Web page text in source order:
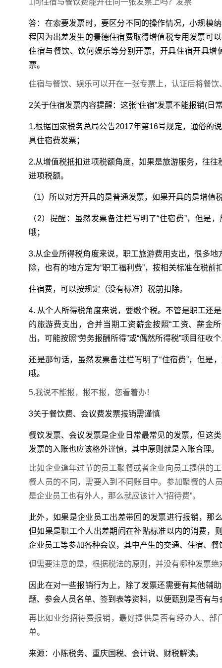
1问住宿与餐饮费能开在同一张发票上吗？发票
答：在索要发票时，要区分不同的操作情况，小规模
程因为出差发生的景德住宿费取得增值税专用发票可
住宿与餐饮、饮何娱乐等分别开票，开具住宿开具增
票。
住宿与餐饮、娱乐可以开在一张专票上，认证后将餐
2关于住宿发票内容提醒：这张“住宿”发票不能报销(日
1.根据国家税务总局公告2017年第16号规定，通俗的
具住宿费发票；
2.从增值税抵扣进项税额角度，如果是旅游服务，往
进项税额。
（1）所以对方开具的是普通发票，如果开具的是增
（2）提醒：虽然发票备注栏写明了“住宿费”，但是
哦；
3.从企业所得税角度来说，职工旅游费用支出，很多
除，也有的地方定为“职工福利费”，按相关标准在税
住宿费，可以按规定（没有标准）税前扣除。
4. 从个人所得税角度来说，要缴个税。不管是职工还
的旅游费支出，合并当期工资薪金按照“工资、薪金
出，可能按照“劳务报酬所得”或“偶然所得税”项目征收
还是那句话，虽然发票备注栏写明了“住宿费”，但是
哦。
5.我说不能报，报不报，您看着办！
3关于餐饮费、会议费发票报销需谨慎
餐饮发票、会议发票是企业日常最常见的发票，但这
发票的入账也应该格外谨慎，其中原则就是入账合理。
比如企业逢年过节的员工聚餐或者企业向员工提供的
餐人员的不同，需要入到不同账目中。参加聚餐的人
是企业员工也有外人，那么就应该计入“招待费”。
此外，如果是企业员工出差带回的发票进行报销，那
但如果是职工个人出差期间在补贴标准以内的消费，
企业员工等参加各种会议，其中产生的交通、住宿、
但需要注意的是，根据税法的原则，并没有哪种发票
因此在对一些报销行为上，除了发票还需要有其他辅
题、参会人员名单、签到表等资料，以便甄别是否有
再比如业务招待费报销，最好提供是否有经办人、
单。
来源：小陈税务、重庆国税、会计说、财税解读。